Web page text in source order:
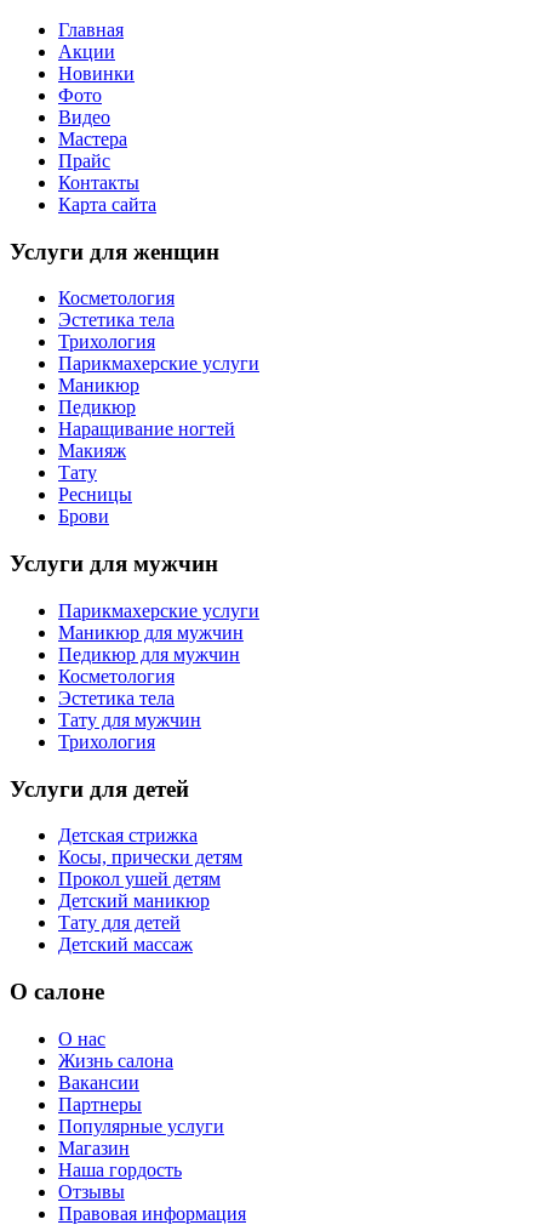
Главная
Акции
Новинки
Фото
Видео
Мастера
Прайс
Контакты
Карта сайта
Услуги для женщин
Косметология
Эстетика тела
Трихология
Парикмахерские услуги
Маникюр
Педикюр
Наращивание ногтей
Макияж
Тату
Ресницы
Брови
Услуги для мужчин
Парикмахерские услуги
Маникюр для мужчин
Педикюр для мужчин
Косметология
Эстетика тела
Тату для мужчин
Трихология
Услуги для детей
Детская стрижка
Косы, прически детям
Прокол ушей детям
Детский маникюр
Тату для детей
Детский массаж
О салоне
О нас
Жизнь салона
Вакансии
Партнеры
Популярные услуги
Магазин
Наша гордость
Отзывы
Правовая информация